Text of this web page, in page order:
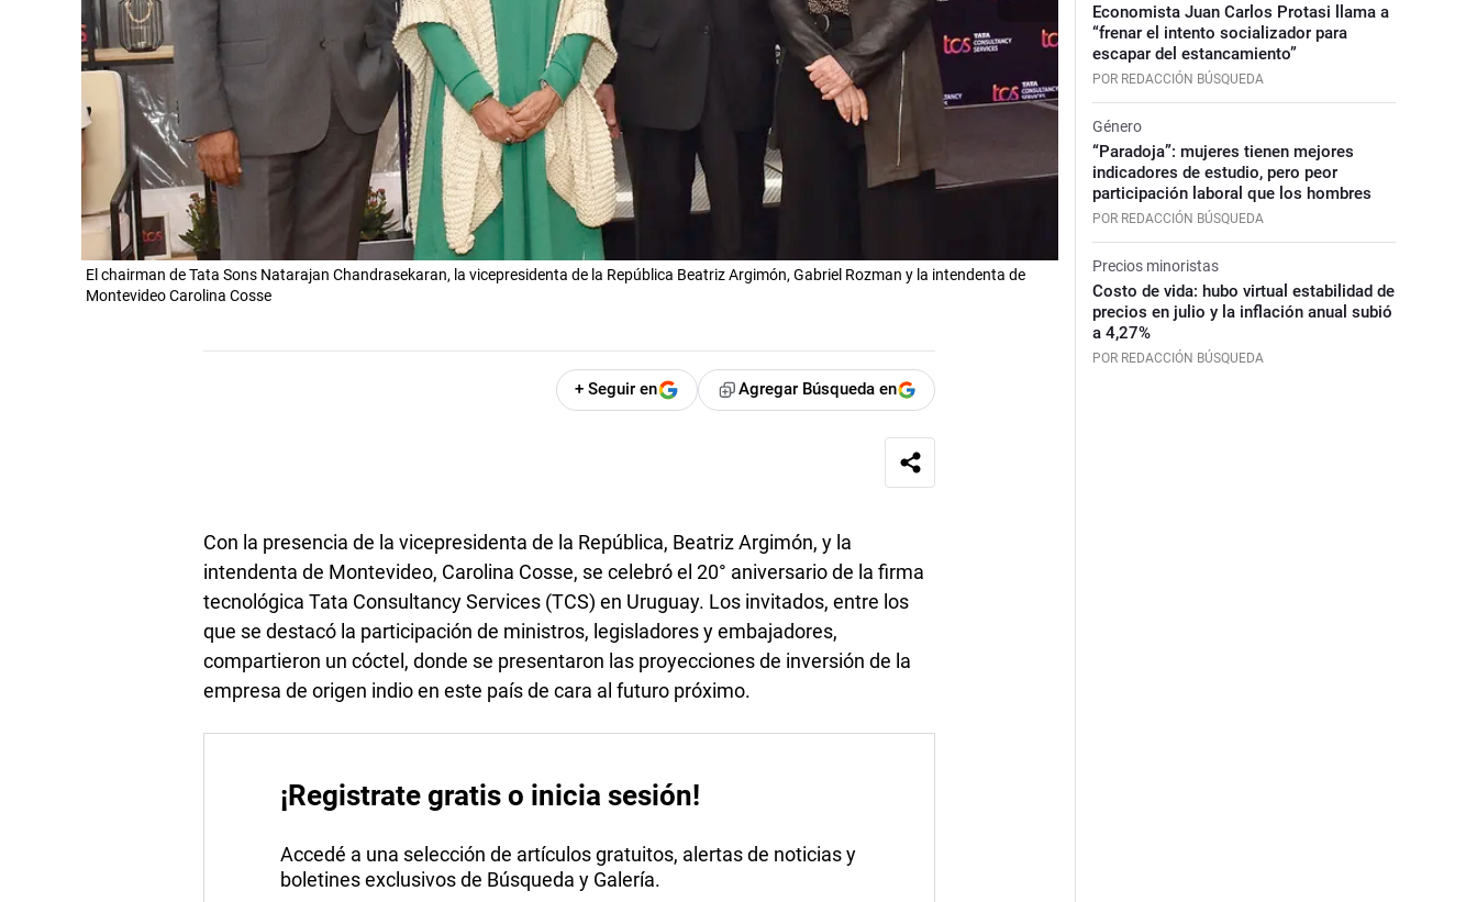
El chairman de Tata Sons Natarajan Chandrasekaran, la vicepresidenta de la República Beatriz Argimón, Gabriel Rozman y la intendenta de
Montevideo Carolina Cosse
+ Seguir en Agregar Búsqueda en
Con la presencia de la vicepresidenta de la República, Beatriz Argimón, y la
intendenta de Montevideo, Carolina Cosse, se celebró el 20° aniversario de la firma
tecnológica Tata Consultancy Services (TCS) en Uruguay. Los invitados, entre los
que se destacó la participación de ministros, legisladores y embajadores,
compartieron un cóctel, donde se presentaron las proyecciones de inversión de la
empresa de origen indio en este país de cara al futuro próximo.
¡Registrate gratis o inicia sesión!
Accedé a una selección de artículos gratuitos, alertas de noticias y
boletines exclusivos de Búsqueda y Galería.
Economista Juan Carlos Protasi llama a
“frenar el intento socializador para
escapar del estancamiento”
POR REDACCIÓN BÚSQUEDA
Género
“Paradoja”: mujeres tienen mejores
indicadores de estudio, pero peor
participación laboral que los hombres
POR REDACCIÓN BÚSQUEDA
Precios minoristas
Costo de vida: hubo virtual estabilidad de
precios en julio y la inflación anual subió
a 4,27%
POR REDACCIÓN BÚSQUEDA